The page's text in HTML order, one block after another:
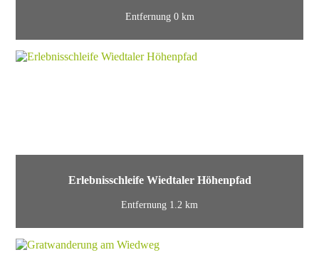
Entfernung 0 km
Erlebnisschleife Wiedtaler Höhenpfad
Entfernung 1.2 km